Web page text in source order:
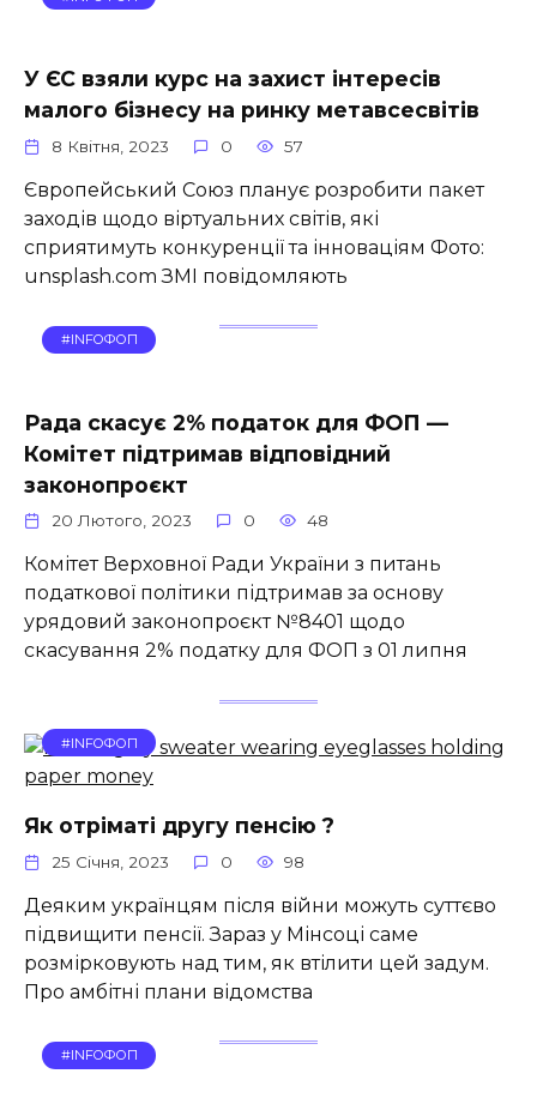
У ЄС взяли курс на захист інтересів
малого бізнесу на ринку метавсесвітів
8 Квітня, 2023 0 57
Європейський Союз планує розробити пакет
заходів щодо віртуальних світів, які
сприятимуть конкуренції та інноваціям Фото:
unsplash.com ЗМІ повідомляють
#INFOФОП
Рада скасує 2% податок для ФОП —
Комітет підтримав відповідний
законопроєкт
20 Лютого, 2023 0 48
Комітет Верховної Ради України з питань
податкової політики підтримав за основу
урядовий законопроєкт №8401 щодо
скасування 2% податку для ФОП з 01 липня
#INFOФОП
Як отріматі другу пенсію ?
25 Січня, 2023 0 98
Деяким українцям після війни можуть суттєво
підвищити пенсії. Зараз у Мінсоці саме
розмірковують над тим, як втілити цей задум.
Про амбітні плани відомства
#INFOФОП